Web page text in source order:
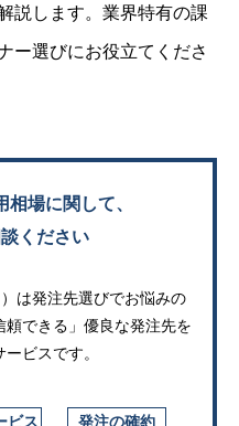
説します。業界特有の課
ー選びにお役立てくださ
場に関して、
ください
は発注先選びでお悩みの
頼できる」優良な発注先を
ビスです。
ビス
発注の確約